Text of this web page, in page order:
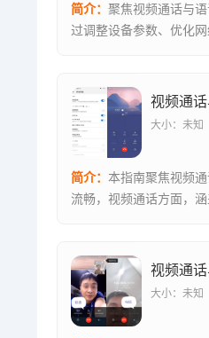
简介： 聚焦视频通话与
过调整设备参数、优化
大小：未知
简介： 本指南聚焦视频
流畅，视频通话方面，
大小：未知